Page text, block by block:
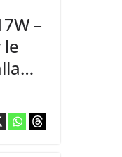
–
le